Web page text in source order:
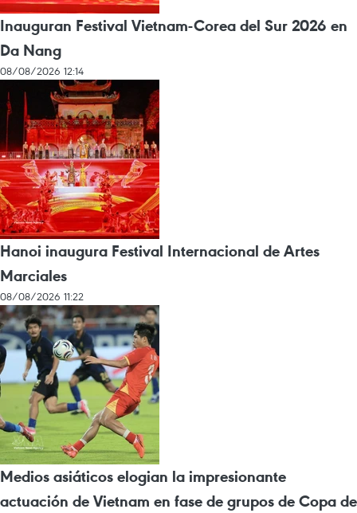
Inauguran Festival Vietnam-Corea del Sur 2026 en
Da Nang
08/08/2026 12:14
Hanoi inaugura Festival Internacional de Artes
Marciales
08/08/2026 11:22
Medios asiáticos elogian la impresionante
actuación de Vietnam en fase de grupos de Copa de